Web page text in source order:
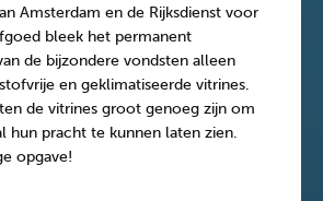
Amsterdam en de Rijksdienst voor
bleek het permanent
de bijzondere vondsten alleen
en geklimatiseerde vitrines.
de vitrines groot genoeg zijn om
hun pracht te kunnen laten zien.
opgave!